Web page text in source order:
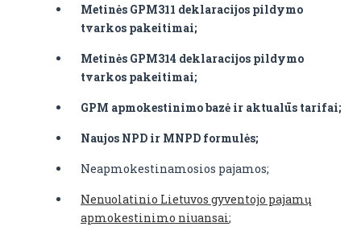
Metinės GPM311 deklaracijos pildymo
tvarkos pakeitimai;
Metinės GPM314 deklaracijos pildymo
tvarkos pakeitimai;
GPM apmokestinimo bazė ir aktualūs tarifai;
Naujos NPD ir MNPD formulės;
Neapmokestinamosios pajamos;
Nenuolatinio Lietuvos gyventojo pajamų
apmokestinimo niuansai;